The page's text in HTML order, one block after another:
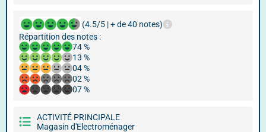
(4.5/5 | + de 40 notes)
Répartition des notes :
74 %
13 %
04 %
02 %
07 %
ACTIVITÉ PRINCIPALE
Magasin d'Electroménager